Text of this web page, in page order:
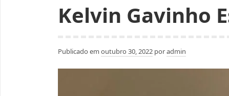
Kelvin Gavinho
Publicado em outubro 30, 2022 poradmin